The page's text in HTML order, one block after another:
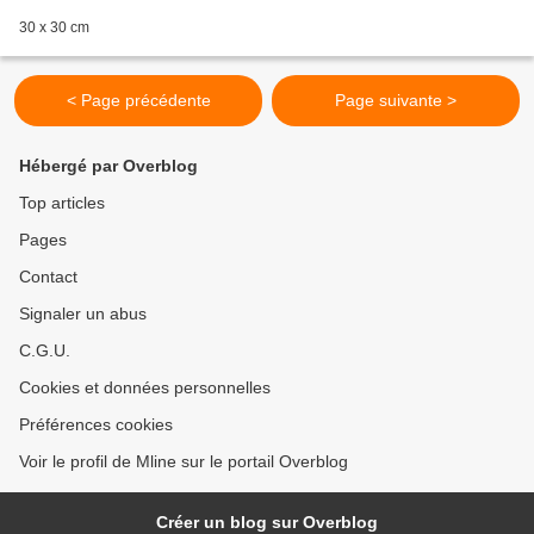
30 x 30 cm
< Page précédente Page suivante >
Hébergé par Overblog
Top articles
Pages
Contact
Signaler un abus
C.G.U.
Cookies et données personnelles
Préférences cookies
Voir le profil de Mline sur le portail Overblog
Créer un blog sur Overblog